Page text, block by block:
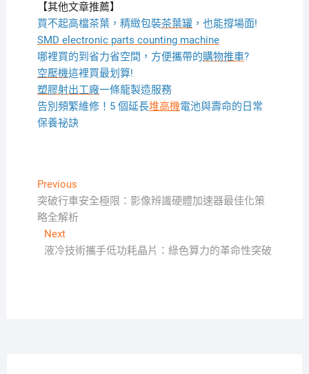
【其他文章推薦】
買不起高檔茶葉，精緻包裝茶葉罐，也能撐場面!
SMD electronic parts counting machine
哪裡買的到省力省空間，方便攜帶的購物推車?
空壓機這裡買最划算!
塑膠射出工廠一條龍製造服務
告別頻繁維修！5 個延長堆高機電池與壽命的日常
保養祕訣
文
章
導
覽
PreviousPrevious
post:
突破行車安全極限：影像辨識硬體加速器最佳化策
略全解析
NextNext
post:
液冷技術攜手低功耗晶片：綠色算力的革命性突破